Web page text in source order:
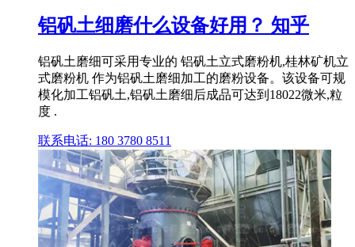
铝矾土细磨什么设备好用？ 知乎
铝矾土磨细可采用专业的 铝矾土立式磨粉机,桂林矿机立
式磨粉机 作为铝矾土磨细加工的磨粉设备。该设备可规
模化加工铝矾土,铝矾土磨细后成品可达到18022微米,粒
度 .
联系电话: 180 3780 8511